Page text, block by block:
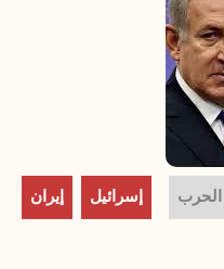
إيران إسرائيل الحرب